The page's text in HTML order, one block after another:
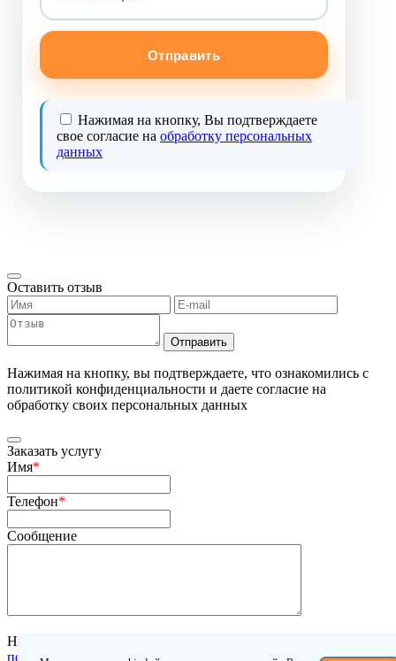
Отправить
Нажимая на кнопку, Вы подтверждаете
свое согласие на обработку персональных
данных
Оставить отзыв
Отправить
Нажимая на кнопку, вы подтверждаете, что ознакомились с
политикой конфиденциальности и даете согласие на
обработку своих персональных данных
Заказать услугу
Имя*
Телефон*
Сообщение
Нажимая на кнопку, вы подтверждаете, что ознакомились с
политикой конфиденциальности
и даете согласие на